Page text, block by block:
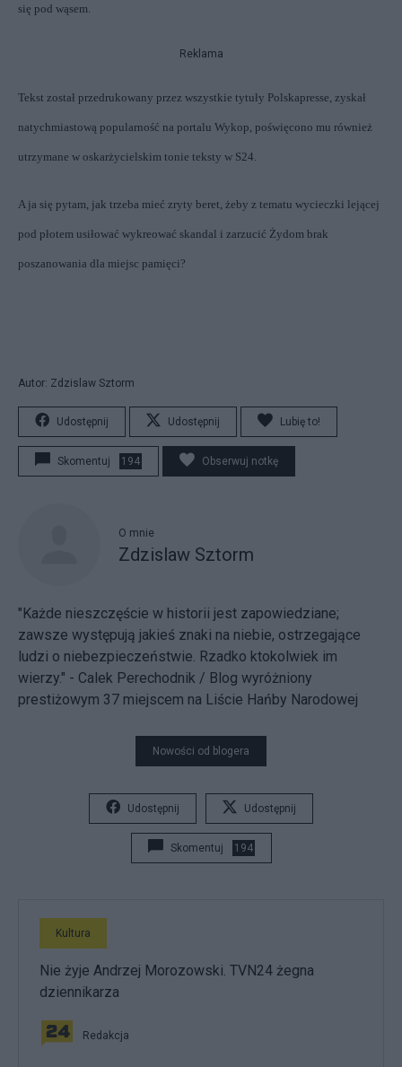
się pod wąsem.
Reklama
Tekst został przedrukowany przez wszystkie tytuły Polskapresse, zyskał
natychmiastową popularność na portalu Wykop, poświęcono mu również
utrzymane w oskarżycielskim tonie teksty w S24.
A ja się pytam, jak trzeba mieć zryty beret, żeby z tematu wycieczki lejącej
pod płotem usiłować wykreować skandal i zarzucić Żydom brak
poszanowania dla miejsc pamięci?
Autor: Zdzislaw Sztorm
Udostępnij Udostępnij Lubię to!
Skomentuj 194 Obserwuj notkę
O mnie
Zdzislaw Sztorm
"Każde nieszczęście w historii jest zapowiedziane;
zawsze występują jakieś znaki na niebie, ostrzegające
ludzi o niebezpieczeństwie. Rzadko ktokolwiek im
wierzy." - Calek Perechodnik / Blog wyróżniony
prestiżowym 37 miejscem na Liście Hańby Narodowej
Nowości od blogera
Udostępnij Udostępnij
Skomentuj 194
Kultura
Nie żyje Andrzej Morozowski. TVN24 żegna
dziennikarza
Redakcja